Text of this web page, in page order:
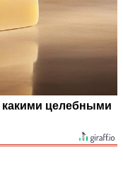
какими целебными